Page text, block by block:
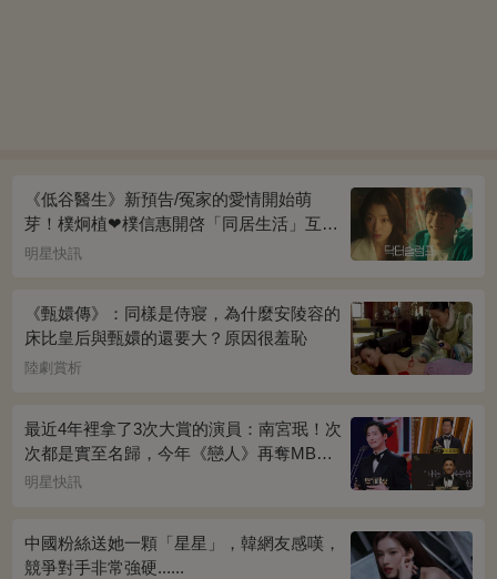
《低谷醫生》新預告/冤家的愛情開始萌
芽！樸炯植❤樸信惠開啓「同居生活」互相
共鳴、安慰~
明星快訊
《甄嬛傳》：同樣是侍寢，為什麼安陵容的
床比皇后與甄嬛的還要大？原因很羞恥
陸劇賞析
最近4年裡拿了3次大賞的演員：南宮珉！次
次都是實至名歸，今年《戀人》再奪MBC
演技大賞
明星快訊
中國粉絲送她一顆「星星」，韓網友感嘆，
競爭對手非常強硬......